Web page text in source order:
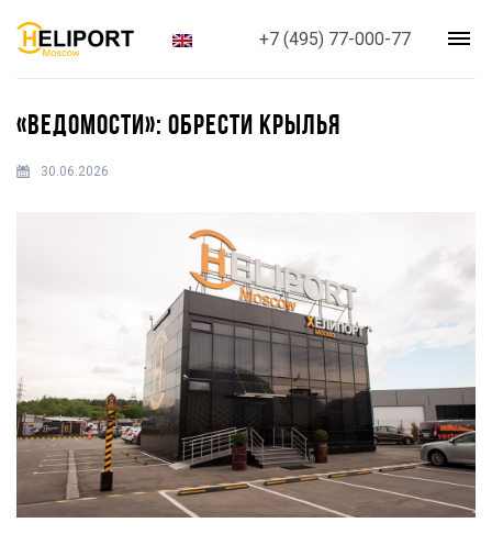
+7 (495) 77-000-77
«ВЕДОМОСТИ»: ОБРЕСТИ КРЫЛЬЯ
30.06.2026